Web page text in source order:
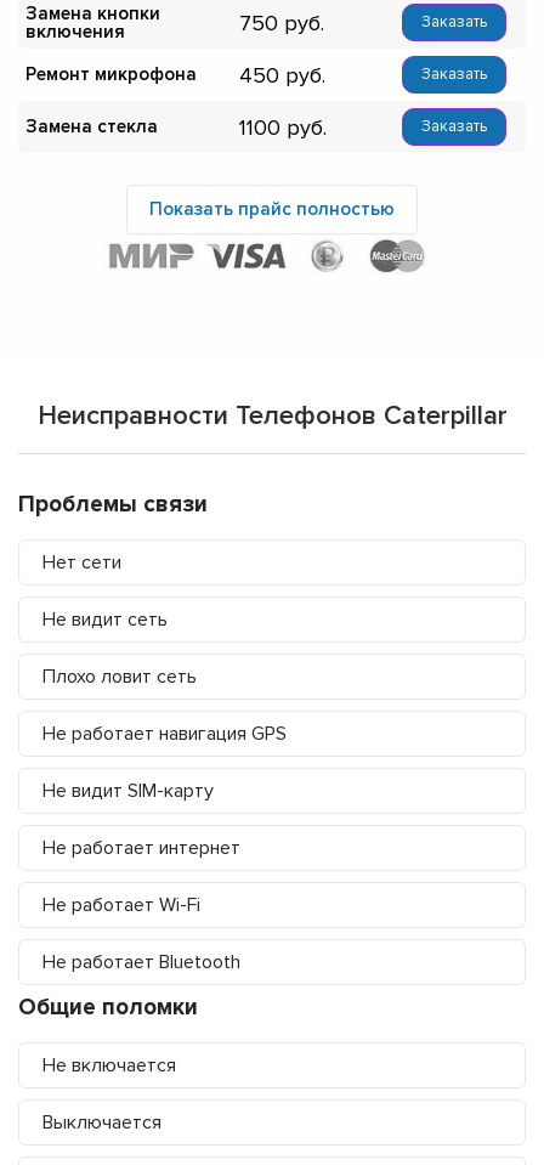
Замена кнопки
включения
750 Заказать
Ремонт микрофона 450 Заказать
Замена стекла 1100 Заказать
Показать прайс полностью
Неисправности Телефонов Caterpillar
Проблемы связи
Нет сети
Не видит сеть
Плохо ловит сеть
Не работает навигация GPS
Не видит SIM-карту
Не работает интернет
Не работает Wi-Fi
Не работает Bluetooth
Общие поломки
Не включается
Выключается